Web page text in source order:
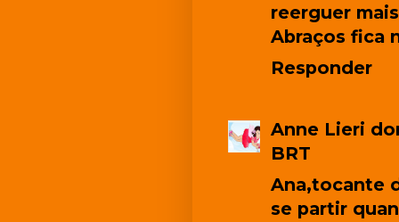
reerguer
Abraços fica
Responder
Anne Lieri
BRT
Ana,tocante
se partir